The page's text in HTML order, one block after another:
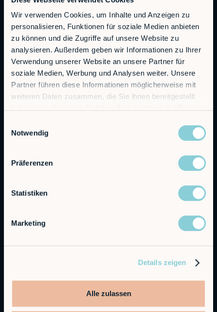
Wir verwenden Cookies, um Inhalte und Anzeigen zu
personalisieren, Funktionen für soziale Medien anbieten
zu können und die Zugriffe auf unsere Website zu
analysieren. Außerdem geben wir Informationen zu Ihrer
Verwendung unserer Website an unsere Partner für
soziale Medien, Werbung und Analysen weiter. Unsere
Partner führen diese Informationen möglicherweise mit
weiteren Daten zusammen, die Sie ihnen bereitgestellt
Notwendig
Präferenzen
Statistiken
Marketing
Details zeigen
Alle zulassen
RobCo GmbH
Augustenstraße 12
80333 München
Allgemeine Anfragen
info@robco.de
+49 89 94424076
support@robco.de
Leistungen
Embedded Robotics